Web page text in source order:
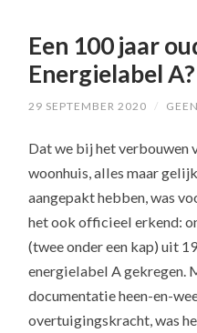
Een 100 jaar
Energielabel
29 SEPTEMBER 2020 /
Dat we bij het verbouwen
woonhuis, alles maar
aangepakt hebben, was
het ook officieel erkend:
(twee onder een kap) uit
energielabel A gekregen.
documentatie heen-en-
overtuigingskracht, was